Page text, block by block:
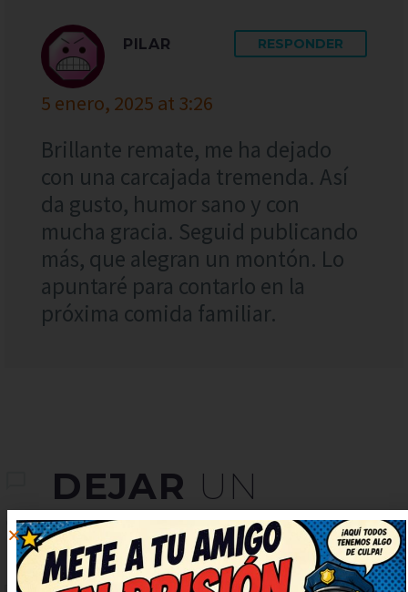
PILAR
5 enero, 2025 at 3:26
RESPONDER
Brillante remate, me ha dejado
con una carcajada tremenda. Así
da gusto, humor sano y con
mucha gracia. Seguid publicando
más, que alegran un montón. Lo
apuntaré para contarlo en la
próxima comida familiar.
DEJAR UN
COMENTARIO